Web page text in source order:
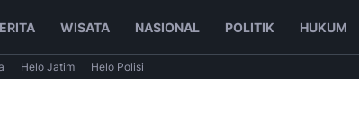
WISATA NASIONAL POLITIK HUKUM
Helo Jatim Helo Polisi